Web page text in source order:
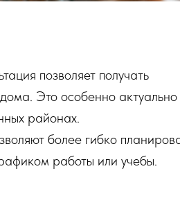
позволяет получать
Это особенно актуально
районах.
более гибко
работы или учебы.